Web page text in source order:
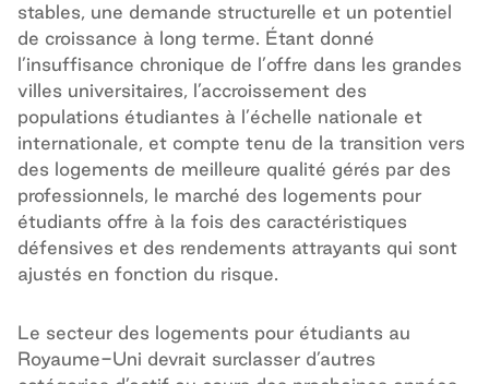
stables, une demande structurelle et un potentiel
de croissance à long terme. Étant donné
l’insuffisance chronique de l’offre dans les grandes
villes universitaires, l’accroissement des
populations étudiantes à l’échelle nationale et
internationale, et compte tenu de la transition vers
des logements de meilleure qualité gérés par des
professionnels, le marché des logements pour
étudiants offre à la fois des caractéristiques
défensives et des rendements attrayants qui sont
ajustés en fonction du risque.
Le secteur des logements pour étudiants au
Royaume-Uni devrait surclasser d’autres